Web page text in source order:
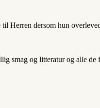
Herren dersom hun
smag og litteratur og alle